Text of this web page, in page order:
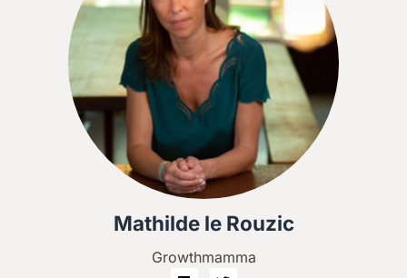
Mathilde le Rouzic
Growthmamma